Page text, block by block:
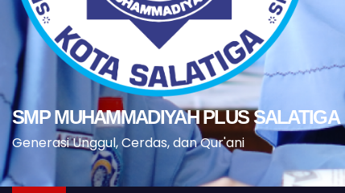
SMP MUHAMMADIYAH PLUS SALATIGA
Generasi Unggul, Cerdas, dan Qur'ani